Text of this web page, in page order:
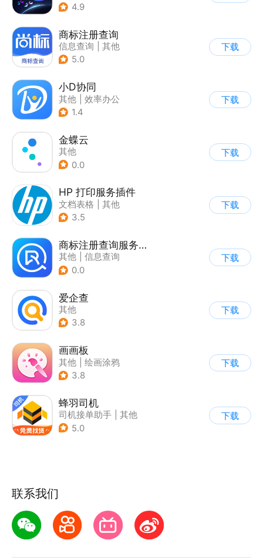
4.9
商标注册查询
信息查询
其他
5.0
下载
小D协同
其他
效率办公
1.4
下载
金蝶云
其他
0.0
下载
HP 打印服务插件
文档表格
其他
3.5
下载
商标注册查询服务软件
其他
信息查询
0.0
下载
爱企查
其他
3.8
下载
画画板
其他
绘画涂鸦
3.8
下载
蜂羽司机
司机接单助手
其他
5.0
下载
联系我们